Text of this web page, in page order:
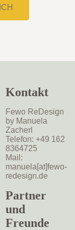
Kontakt
Fewo ReDesign
by Manuela
Zacherl
Telefon: +49 162
8364725
Mail:
manuela[at]fewo-
redesign.de
Partner
und
Freunde